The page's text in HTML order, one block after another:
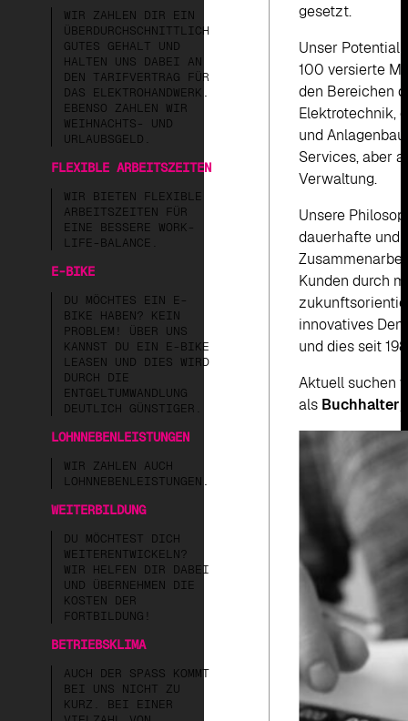
WIR ZAHLEN DIR EIN
ÜBERDURCHSCHNITTLICH
GUTES GEHALT UND
HALTEN UNS DABEI AN
DEN TARIFVERTRAG FÜR
DAS ELEKTROHANDWERK.
EBENSO ZAHLEN WIR
WEIHNACHTS- UND
URLAUBSGELD.
FLEXIBLE ARBEITSZEITEN
WIR BIETEN FLEXIBLE
ARBEITSZEITEN FÜR
EINE BESSERE WORK-
LIFE-BALANCE.
E-BIKE
DU MÖCHTES EIN E-
BIKE HABEN? KEIN
PROBLEM! ÜBER UNS
KANNST DU EIN E-BIKE
LEASEN UND DIES WIRD
DURCH DIE
ENTGELTUMWANDLUNG
DEUTLICH GÜNSTIGER.
LOHNNEBENLEISTUNGEN
WIR ZAHLEN AUCH
LOHNNEBENLEISTUNGEN.
WEITERBILDUNG
DU MÖCHTEST DICH
WEITERENTWICKELN?
WIR HELFEN DIR DABEI
UND ÜBERNEHMEN DIE
KOSTEN DER
FORTBILDUNG!
BETRIEBSKLIMA
AUCH DER SPASS KOMMT B
EI UNS NICHT ZU K
URZ. BEI EINER V
gesetzt.
Unser Potential
100 versierte
den Bereichen
Elektrotechnik,
und
Services, aber
Verwaltung.
Unsere
dauerhafte und
Kunden durch
innovatives
und dies seit
Aktuell suchen
als